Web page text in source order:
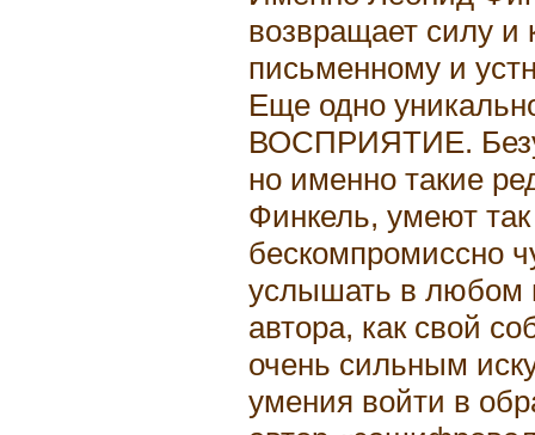
возвращает силу и
письменному и
Еще одно
ВОСПРИЯТИЕ.
но именно такие
Финкель, умеют так
бескомпромиссно
услышать в любом
автора, как свой
очень сильным
умения войти в